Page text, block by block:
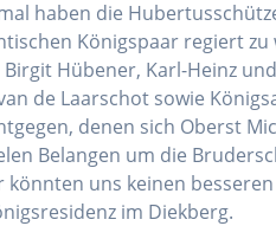
haben die
Königspaar regiert
Hübener, Karl-Heinz
de Laarschot sowie
denen sich Oberst
Belangen um die
uns keinen
im Diekberg.